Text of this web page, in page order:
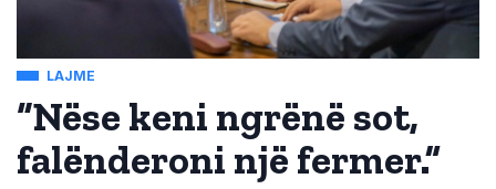
LAJME
“Nëse keni ngrënë sot,
falënderoni një fermer.”